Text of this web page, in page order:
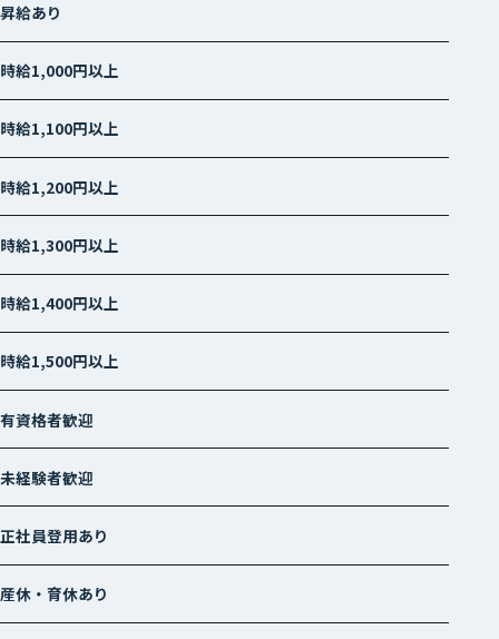
昇給あり
時給1,000円以上
時給1,100円以上
時給1,200円以上
時給1,300円以上
時給1,400円以上
時給1,500円以上
有資格者歓迎
未経験者歓迎
正社員登用あり
産休・育休あり